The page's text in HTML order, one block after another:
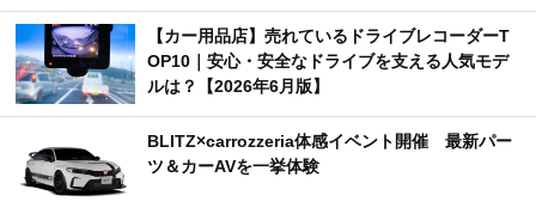
【カー用品店】売れているドライブレコーダーT
OP10｜安心・安全なドライブを支える人気モデ
ルは？【2026年6月版】
BLITZ×carrozzeria体感イベント開催 最新パー
ツ＆カーAVを一挙体験